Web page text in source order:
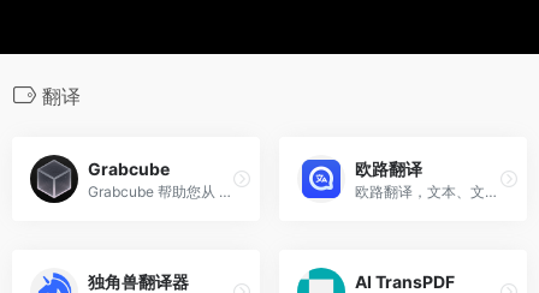
翻译
Grabcube
Grabcube 帮助您从 YouTube、Bilibili、Facebook、X、Twitter 等平台下载视频，将语音转换为文字，将字幕翻译成多种语言并播放 — 非常适合内容创作者、学习者和专业人士。
欧路翻译
欧路翻译，文本、文档翻译，在线翻译，AI翻译。欧路翻译插件是欧路词典推出的一款功能强大的浏览器插件，旨在为用户提供高效、便捷的翻译体验。
独角兽翻译器 AI TransPDF